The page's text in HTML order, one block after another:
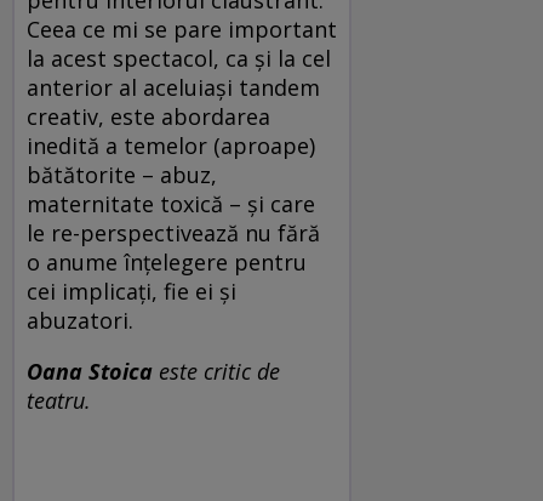
Ceea ce mi se pare important
la acest spectacol, ca și la cel
anterior al aceluiași tandem
creativ, este abordarea
inedită a temelor (aproape)
bătătorite – abuz,
maternitate toxică – și care
le re-perspectivează nu fără
o anume înțelegere pentru
cei implicați, fie ei și
abuzatori.
Oana Stoica este critic de
teatru.